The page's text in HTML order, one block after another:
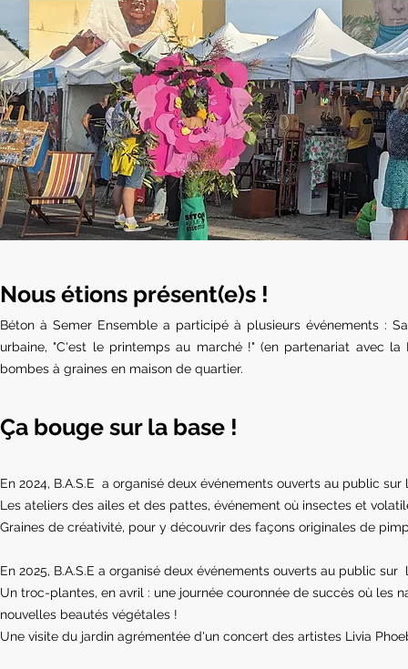
Nous étions présent(e)s !
Béton à Semer Ensemble a participé à plusieurs événements :
urbaine, "C'est le printemps au marché !" (en partenariat avec
bombes à graines en maison de quartier.
Ça bouge sur la base !
En 2024, B.A.S.E a organisé deux événements ouverts au public sur
Les ateliers des ailes et des pattes, événement où insectes et
Graines de créativité, pour y découvrir des façons originales de
En 2025, B.A.S.E a organisé deux événements ouverts au public
Un troc-plantes, en avril : une journée couronnée de succès où les
nouvelles beautés végétales !
Une visite du jardin agrémentée d'un concert des artistes Livia